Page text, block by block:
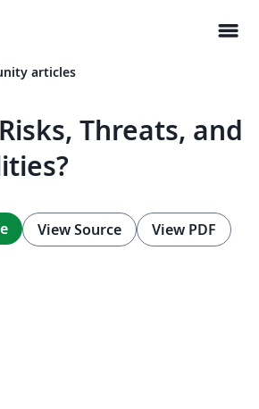
menu
articles
Threats, and
View Source View PDF